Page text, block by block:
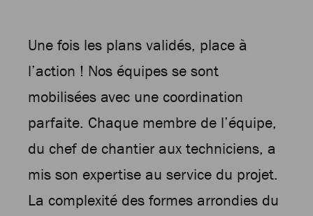
Une fois les plans validés, place à
l’action ! Nos équipes se sont
mobilisées avec une coordination
parfaite. Chaque membre de l’équipe,
du chef de chantier aux techniciens, a
mis son expertise au service du projet.
La complexité des formes arrondies du